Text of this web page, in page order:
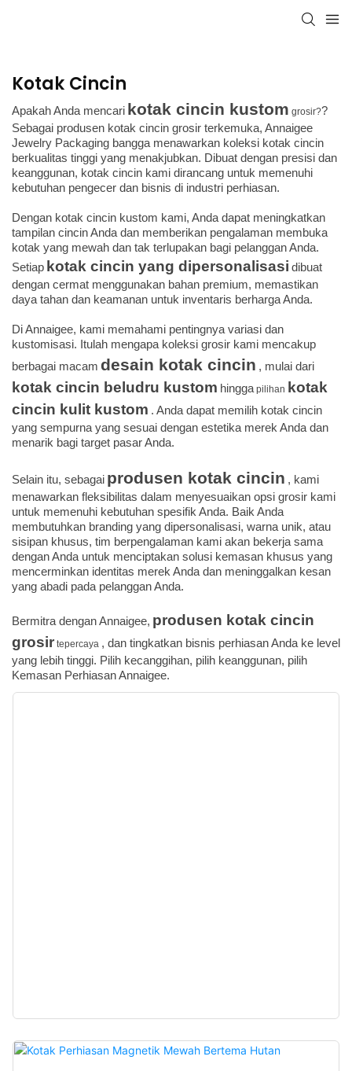
Kotak Cincin
Apakah Anda mencari kotak cincin kustom grosir??
Sebagai produsen kotak cincin grosir terkemuka, Annaigee
Jewelry Packaging bangga menawarkan koleksi kotak cincin
berkualitas tinggi yang menakjubkan. Dibuat dengan presisi dan
keanggunan, kotak cincin kami dirancang untuk memenuhi
kebutuhan pengecer dan bisnis di industri perhiasan.
Dengan kotak cincin kustom kami, Anda dapat meningkatkan
tampilan cincin Anda dan memberikan pengalaman membuka
kotak yang mewah dan tak terlupakan bagi pelanggan Anda.
Setiap kotak cincin yang dipersonalisasi dibuat
dengan cermat menggunakan bahan premium, memastikan
daya tahan dan keamanan untuk inventaris berharga Anda.
Di Annaigee, kami memahami pentingnya variasi dan
kustomisasi. Itulah mengapa koleksi grosir kami mencakup
berbagai macam desain kotak cincin , mulai dari
kotak cincin beludru kustom hinggapilihan kotak
cincin kulit kustom . Anda dapat memilih kotak cincin
yang sempurna yang sesuai dengan estetika merek Anda dan
menarik bagi target pasar Anda.
Selain itu, sebagai produsen kotak cincin , kami
menawarkan fleksibilitas dalam menyesuaikan opsi grosir kami
untuk memenuhi kebutuhan spesifik Anda. Baik Anda
membutuhkan branding yang dipersonalisasi, warna unik, atau
sisipan khusus, tim berpengalaman kami akan bekerja sama
dengan Anda untuk menciptakan solusi kemasan khusus yang
mencerminkan identitas merek Anda dan meninggalkan kesan
yang abadi pada pelanggan Anda.
Bermitra dengan Annaigee, produsen kotak cincin
grosir tepercaya , dan tingkatkan bisnis perhiasan Anda ke level
yang lebih tinggi. Pilih kecanggihan, pilih keanggunan, pilih
Kemasan Perhiasan Annaigee.